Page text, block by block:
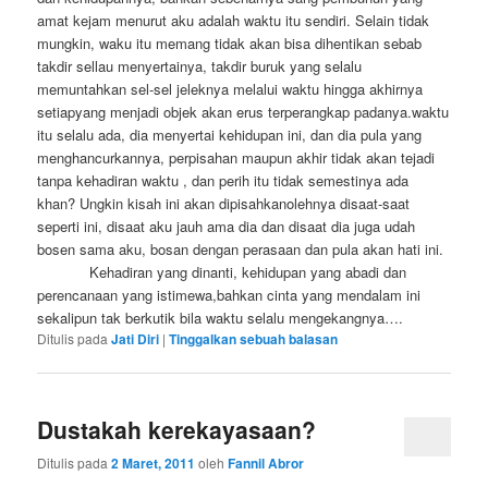
amat kejam menurut aku adalah waktu itu sendiri. Selain tidak
mungkin, waku itu memang tidak akan bisa dihentikan sebab
takdir sellau menyertainya, takdir buruk yang selalu
memuntahkan sel-sel jeleknya melalui waktu hingga akhirnya
setiapyang menjadi objek akan erus terperangkap padanya.waktu
itu selalu ada, dia menyertai kehidupan ini, dan dia pula yang
menghancurkannya, perpisahan maupun akhir tidak akan tejadi
tanpa kehadiran waktu , dan perih itu tidak semestinya ada
khan? Ungkin kisah ini akan dipisahkanolehnya disaat-saat
seperti ini, disaat aku jauh ama dia dan disaat dia juga udah
bosen sama aku, bosan dengan perasaan dan pula akan hati ini.
Kehadiran yang dinanti, kehidupan yang abadi dan
perencanaan yang istimewa,bahkan cinta yang mendalam ini
sekalipun tak berkutik bila waktu selalu mengekangnya….
Ditulis padaJati Diri |Tinggalkan sebuah balasan
Dustakah kerekayasaan?
Ditulis pada2 Maret, 2011 olehFannil Abror